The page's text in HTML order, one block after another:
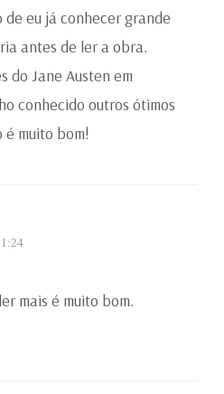
eu já conhecer grande
antes de ler a obra.
do Jane Austen em
conhecido outros ótimos
é muito bom!
mais é muito bom.